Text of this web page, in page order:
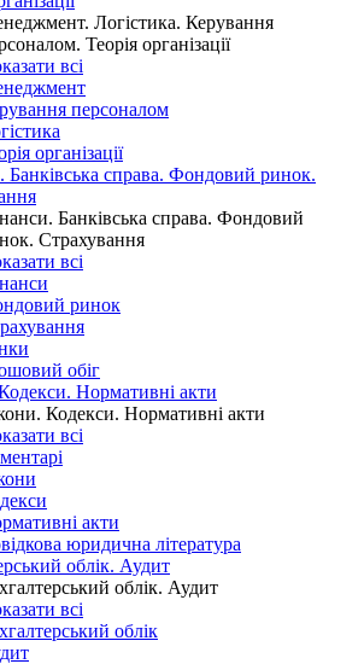
Логістика. Керування
Теорія організації
всі
персоналом
організації
Банківська справа. Фондовий ринок.
Банківська справа. Фондовий
Страхування
всі
ринок
обіг
Нормативні акти
Кодекси. Нормативні акти
всі
акти
юридична література
облік. Аудит
облік. Аудит
всі
облік